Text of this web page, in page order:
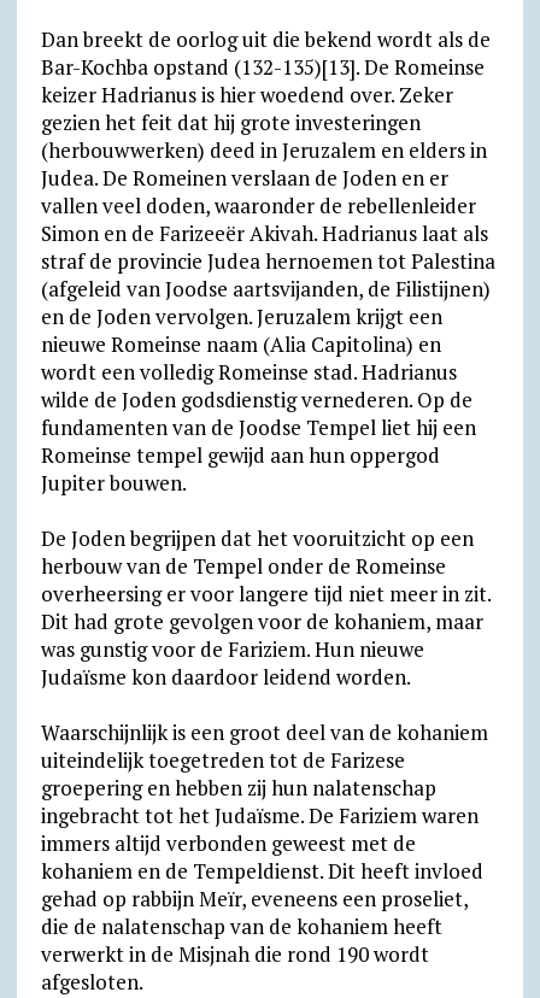
Dan breekt de oorlog uit die bekend wordt als de
Bar-Kochba opstand (132-135)[13]. De Romeinse
keizer Hadrianus is hier woedend over. Zeker
gezien het feit dat hij grote investeringen
(herbouwwerken) deed in Jeruzalem en elders in
Judea. De Romeinen verslaan de Joden en er
vallen veel doden, waaronder de rebellenleider
Simon en de Farizeeër Akivah. Hadrianus laat als
straf de provincie Judea hernoemen tot Palestina
(afgeleid van Joodse aartsvijanden, de Filistijnen)
en de Joden vervolgen. Jeruzalem krijgt een
nieuwe Romeinse naam (Alia Capitolina) en
wordt een volledig Romeinse stad. Hadrianus
wilde de Joden godsdienstig vernederen. Op de
fundamenten van de Joodse Tempel liet hij een
Romeinse tempel gewijd aan hun oppergod
Jupiter bouwen.
De Joden begrijpen dat het vooruitzicht op een
herbouw van de Tempel onder de Romeinse
overheersing er voor langere tijd niet meer in zit.
Dit had grote gevolgen voor de kohaniem, maar
was gunstig voor de Fariziem. Hun nieuwe
Judaïsme kon daardoor leidend worden.
Waarschijnlijk is een groot deel van de kohaniem
uiteindelijk toegetreden tot de Farizese
groepering en hebben zij hun nalatenschap
ingebracht tot het Judaïsme. De Fariziem waren
immers altijd verbonden geweest met de
kohaniem en de Tempeldienst. Dit heeft invloed
gehad op rabbijn Meïr, eveneens een proseliet,
die de nalatenschap van de kohaniem heeft
verwerkt in de Misjnah die rond 190 wordt
afgesloten.